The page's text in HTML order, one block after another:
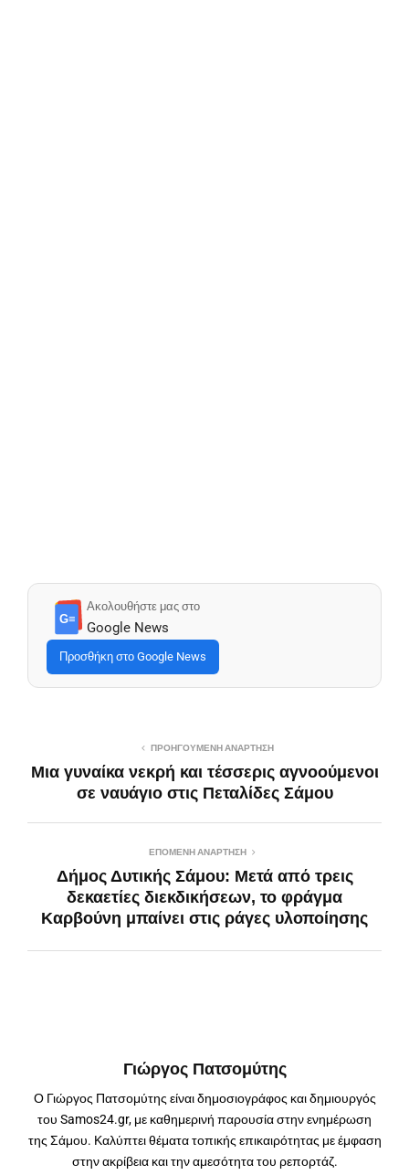
G≡
Ακολουθήστε μας στο
Google News
Προσθήκη στο Google News
ΠΡΟΗΓΟΎΜΕΝΗ ΑΝΆΡΤΗΣΗ
Μια γυναίκα νεκρή και τέσσερις αγνοούμενοι
σε ναυάγιο στις Πεταλίδες Σάμου
ΕΠΌΜΕΝΗ ΑΝΆΡΤΗΣΗ
Δήμος Δυτικής Σάμου: Μετά από τρεις
δεκαετίες διεκδικήσεων, το φράγμα
Καρβούνη μπαίνει στις ράγες υλοποίησης
Γιώργος Πατσομύτης
Ο Γιώργος Πατσομύτης είναι δημοσιογράφος και δημιουργός
του Samos24.gr, με καθημερινή παρουσία στην ενημέρωση
της Σάμου. Καλύπτει θέματα τοπικής επικαιρότητας με έμφαση
στην ακρίβεια και την αμεσότητα του ρεπορτάζ.